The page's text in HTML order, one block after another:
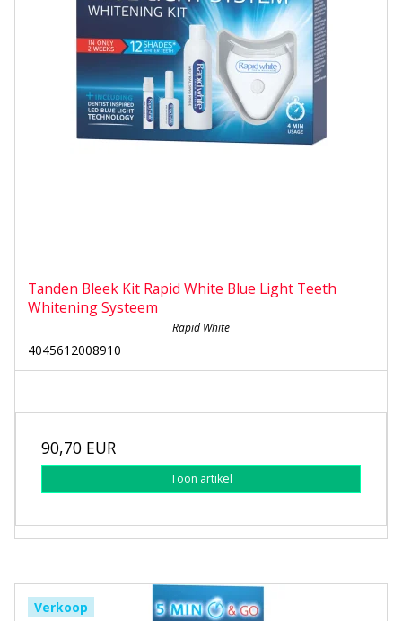
Tanden Bleek Kit Rapid White Blue Light Teeth
Whitening Systeem
Rapid White
4045612008910
90,70 EUR
Toon artikel
Verkoop